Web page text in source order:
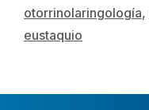
otorrinolaringología,
eustaquio